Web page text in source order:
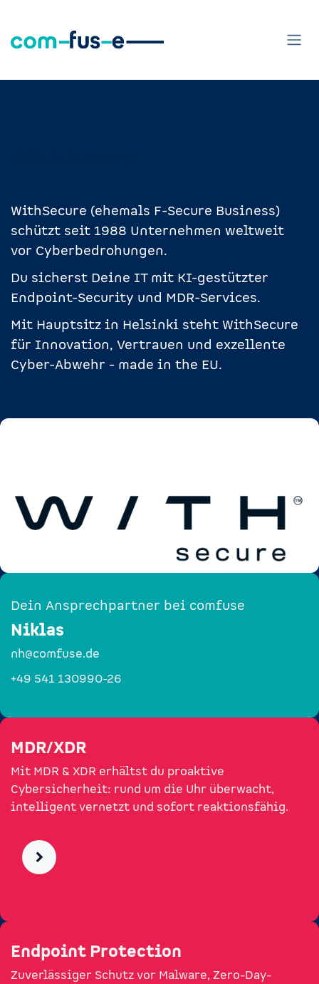
WithSecure (ehemals F-Secure Business)
schützt seit 1988 Unternehmen weltweit
vor Cyberbedrohungen.
Du sicherst Deine IT mit KI-gestützter
Endpoint-Security und MDR-Services.
Mit Hauptsitz in Helsinki steht WithSecure
für Innovation, Vertrauen und exzellente
Cyber-Abwehr - made in the EU.
Dein Ansprechpartner bei comfuse
Niklas
nh@comfuse.de
+49 541 130990-26
MDR/XDR
Mit MDR & XDR erhältst du proaktive
Cybersicherheit: rund um die Uhr überwacht,
intelligent vernetzt und sofort reaktionsfähig.
Endpoint Protection
Zuverlässiger Schutz vor Malware, Zero-Day-